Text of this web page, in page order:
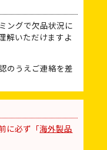
ングで欠品状況に
解いただけますよ
のうえご連絡を差
に必ず「海外製品